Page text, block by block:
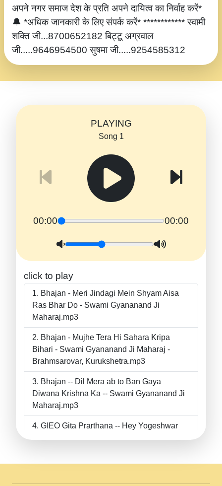
अपने नगर समाज देश के प्रति अपने दायित्व का निर्वाह करें*
🔔 *अधिक जानकारी के लिए संपर्क करें* ************ स्वामी
शक्ति जी...8700652182 बिट्टू अग्रवाल
जी.....9646954500 सुषमा जी.....9254585312
PLAYING
Song 1
00:00 00:00
click to play
Bhajan - Meri Jindagi Mein Shyam Aisa
Ras Bhar Do - Swami Gyananand Ji
Maharaj.mp3
Bhajan - Mujhe Tera Hi Sahara Kripa
Bihari - Swami Gyananand Ji Maharaj -
Brahmsarovar, Kurukshetra.mp3
Bhajan -- Dil Mera ab to Ban Gaya
Diwana Krishna Ka -- Swami Gyananand Ji
Maharaj.mp3
GIEO Gita Prarthana -- Hey Yogeshwar
II Swami Gyananand Ji Maharaj.mp3